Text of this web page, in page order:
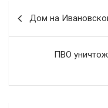
записям
Дом на
ПВО